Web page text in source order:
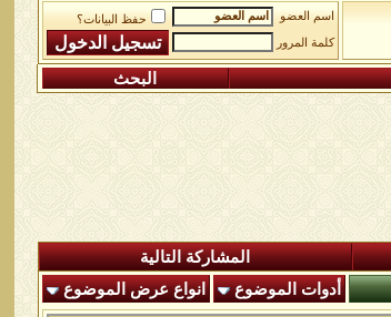
اسم العضو
حفظ البيانات؟
كلمة المرور
البحث
المشاركة التالية
أدوات الموضوع
انواع عرض الموضوع